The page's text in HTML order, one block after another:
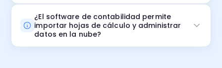
¿El software de contabilidad permite
importar hojas de cálculo y administrar
datos en la nube?